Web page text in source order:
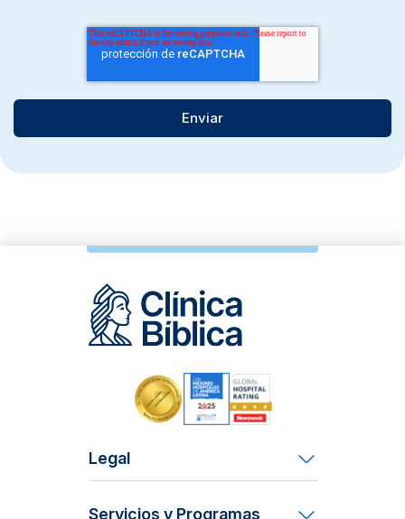
Legal
Servicios y Programas